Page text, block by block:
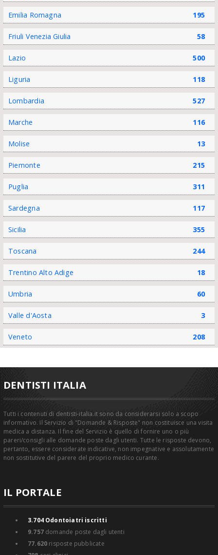
Emilia Romagna 195
Friuli Venezia Giulia 58
Lazio 500
Liguria 118
Lombardia 527
Marche 116
Molise 13
Piemonte 215
Puglia 311
Sardegna 117
Sicilia 355
Toscana 244
Trentino Alto Adige 18
Umbria 60
Valle d'Aosta 3
Veneto 208
DENTISTI ITALIA
Tutti i contenuti di dentisti-italia.it sono da considerarsi solo a scopo
informativo. Il Servizio di "Domande & Risposte" non costituisce una visita
medica a distanza. Il fine del Servizio è quello di fornire uno o più
pareri/consigli alle domande poste dagli utenti. Tutte le risposte devono,
pertanto, essere considerate indicative, non impegnative e assolutamente
non sostitutive del parere del proprio medico curante.
IL PORTALE
3.704Odontoiatri iscritti
9.757domande poste dagli utenti
77.620 risposte pubblicate